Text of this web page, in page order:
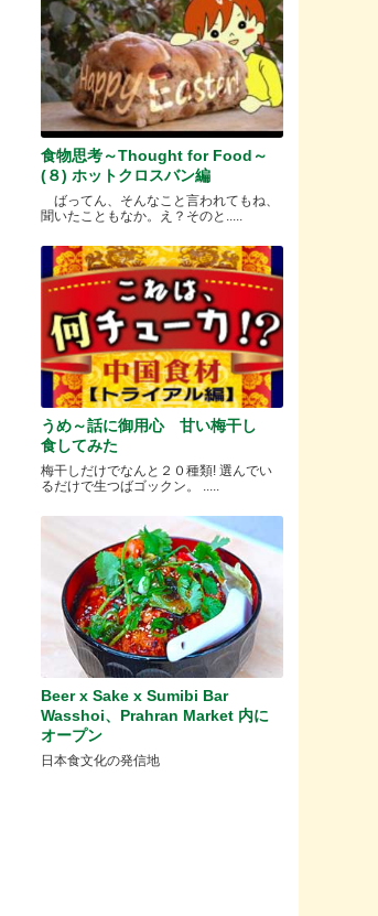
食物思考～Thought for Food～
(８) ホットクロスバン編
ばってん、そんなこと言われてもね、
聞いたこともなか。え？そのと.....
うめ～話に御用心 甘い梅干し
食してみた
梅干しだけでなんと２０種類! 選んでい
るだけで生つばゴックン。 .....
Beer x Sake x Sumibi Bar
Wasshoi、Prahran Market 内に
オープン
日本食文化の発信地